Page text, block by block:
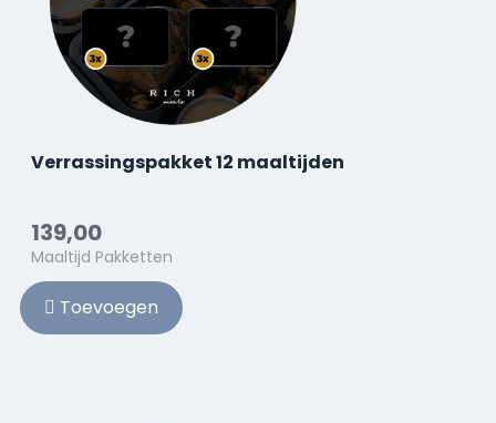
Verrassingspakket 12 maaltijden
139,00
Maaltijd Pakketten
Toevoegen